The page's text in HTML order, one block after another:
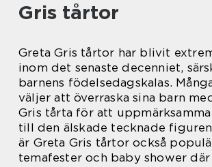
Gris tårtor
Greta Gris tårtor har blivit
inom det senaste decenniet,
barnens födelsedagskalas.
väljer att överraska sina barn
Gris tårta för att
till den älskade tecknade
är Greta Gris tårtor också
temafester och baby shower